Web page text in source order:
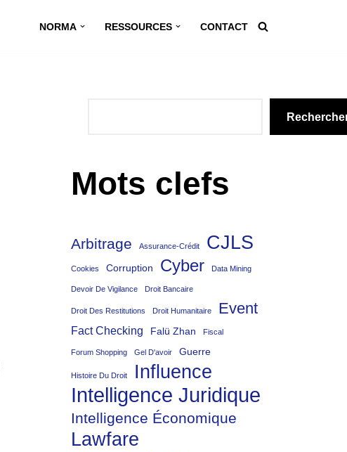
NORMA RESSOURCES CONTACT
Mots clefs
Arbitrage Assurance-Crédit CJLS
Cookies Corruption Cyber Data Mining
Devoir De Vigilance Droit Bancaire
Droit Des Restitutions Droit Humanitaire Event
Fact Checking Falü Zhan Fiscal
Forum Shopping Gel D'avoir Guerre
Histoire Du Droit Influence
Intelligence Juridique
Intelligence Économique
Lawfare